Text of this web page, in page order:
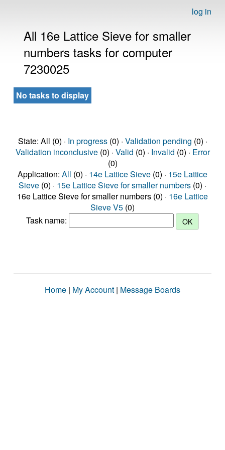
log in
All 16e Lattice Sieve for smaller
numbers tasks for computer
7230025
No tasks to display
State: All (0) · In progress(0) · Validation pending (0) ·
Validation inconclusive(0) · Valid (0) · Invalid (0) · Error
(0)
Application: All (0) · 14e Lattice Sieve (0) · 15e Lattice
Sieve (0) · 15e Lattice Sieve for smaller numbers (0) ·
16e Lattice Sieve for smaller numbers (0) · 16e Lattice
Sieve V5 (0)
Task name:
Home | My Account | Message Boards